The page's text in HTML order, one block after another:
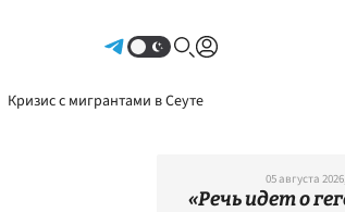
Кризис с мигрантами в Сеуте
05 августа
«Речь идет о